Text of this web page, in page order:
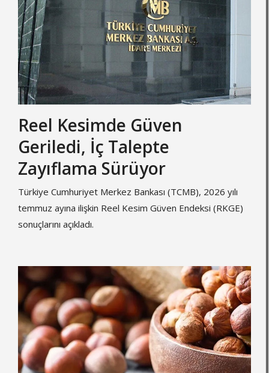
Reel Kesimde Güven
Geriledi, İç Talepte
Zayıflama Sürüyor
Türkiye Cumhuriyet Merkez Bankası (TCMB), 2026 yılı
temmuz ayına ilişkin Reel Kesim Güven Endeksi (RKGE)
sonuçlarını açıkladı.